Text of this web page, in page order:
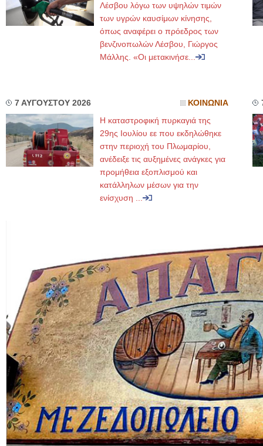
Λέσβου λόγω των υψηλών τιμών
των υγρών καυσίμων κίνησης,
όπως αναφέρει ο πρόεδρος των
βενζινοπωλών Λέσβου, Γιώργος
Μάλλης. «Οι μετακινήσε...
7 ΑΥΓΟΥΣΤΟΥ 2026 ΚΟΙΝΩΝΙΑ
Η καταστροφική πυρκαγιά της
29ης Ιουλίου εε που εκδηλώθηκε
στην περιοχή του Πλωμαρίου,
ανέδειξε τις αυξημένες ανάγκες για
προμήθεια εξοπλισμού και
κατάλληλων μέσων για την
ενίσχυση ...